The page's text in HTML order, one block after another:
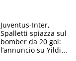
Juventus-Inter,
Spalletti spiazza sul
bomber da 20 gol:
l’annuncio su Yildiz